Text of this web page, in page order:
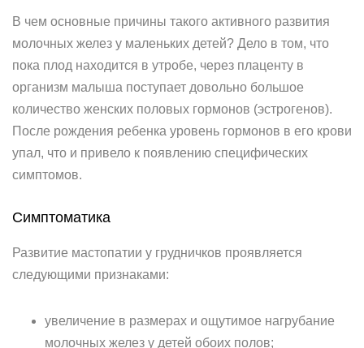
В чем основные причины такого активного развития
молочных желез у маленьких детей? Дело в том, что
пока плод находится в утробе, через плаценту в
организм малыша поступает довольно большое
количество женских половых гормонов (эстрогенов).
После рождения ребенка уровень гормонов в его крови
упал, что и привело к появлению специфических
симптомов.
Симптоматика
Развитие мастопатии у грудничков проявляется
следующими признаками:
увеличение в размерах и ощутимое нагрубание
молочных желез у детей обоих полов;